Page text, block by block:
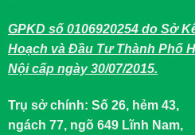
GPKD số 0106920254 do Sở
Hoạch và Đầu Tư Thành Phố
Nội cấp ngày 30/07/2015.
Trụ sở chính: Số 26, hẻm 43,
ngách 77, ngõ 649 Lĩnh Nam,